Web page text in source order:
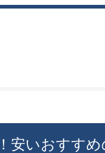
安いおすす